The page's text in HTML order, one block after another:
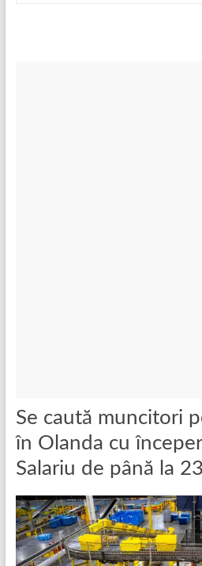
Se caută muncitori
în Olanda cu
Salariu de până la